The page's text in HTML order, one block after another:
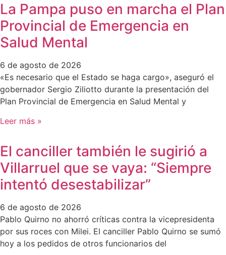
La Pampa puso en marcha el Plan
Provincial de Emergencia en
Salud Mental
6 de agosto de 2026
«Es necesario que el Estado se haga cargo», aseguró el
gobernador Sergio Ziliotto durante la presentación del
Plan Provincial de Emergencia en Salud Mental y
Leer más »
El canciller también le sugirió a
Villarruel que se vaya: “Siempre
intentó desestabilizar”
6 de agosto de 2026
Pablo Quirno no ahorró críticas contra la vicepresidenta
por sus roces con Milei. El canciller Pablo Quirno se sumó
hoy a los pedidos de otros funcionarios del